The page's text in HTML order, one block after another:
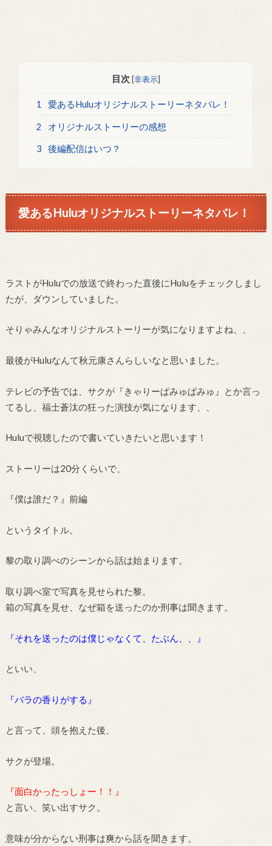
目次 [非表示]
1 愛あるHuluオリジナルストーリーネタバレ！
2 オリジナルストーリーの感想
3 後編配信はいつ？
愛あるHuluオリジナルストーリーネタバレ！
ラストがHuluでの放送で終わった直後にHuluをチェックしまし
たが、ダウンしていました。
そりゃみんなオリジナルストーリーが気になりますよね、、
最後がHuluなんて秋元康さんらしいなと思いました。
テレビの予告では、サクが『きゃりーぱみゅぱみゅ』とか言っ
てるし、福士蒼汰の狂った演技が気になります、、
Huluで視聴したので書いていきたいと思います！
ストーリーは20分くらいで、
『僕は誰だ？』前編
というタイトル。
黎の取り調べのシーンから話は始まります。
取り調べ室で写真を見せられた黎。
箱の写真を見せ、なぜ箱を送ったのか刑事は聞きます。
『それを送ったのは僕じゃなくて、たぶん、、』
といい、
『バラの香りがする』
と言って、頭を抱えた後、
サクが登場。
『面白かったっしょー！！』
と言い、笑い出すサク。
意味が分からない刑事は爽から話を聞きます。